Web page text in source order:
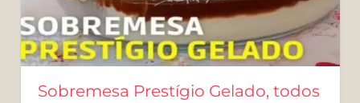
Sobremesa Prestígio Gelado, todos